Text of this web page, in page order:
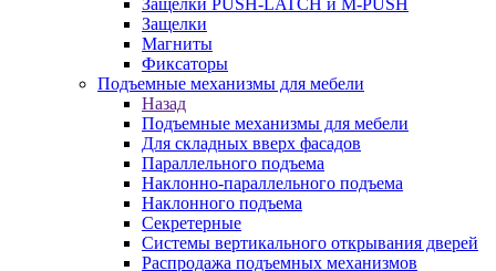
Защелки PUSH-LATCH и M-PUSH
Защелки
Магниты
Фиксаторы
Подъемные механизмы для мебели
Назад
Подъемные механизмы для мебели
Для складных вверх фасадов
Параллельного подъема
Наклонно-параллельного подъема
Наклонного подъема
Секретерные
Системы вертикального открывания дверей
Распродажа подъемных механизмов